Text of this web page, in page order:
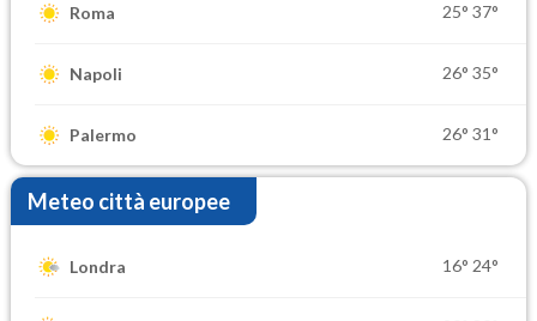
Roma 25° 37°
Napoli 26° 35°
Palermo 26° 31°
Meteo città europee
Londra 16° 24°